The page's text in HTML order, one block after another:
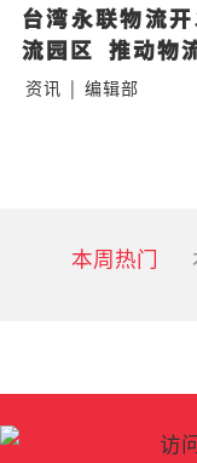
台湾永联物流
流园区  推动物
资讯 | 编辑部
本周热门